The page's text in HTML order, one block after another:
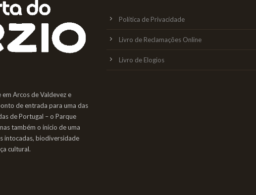
Arcos de Valdevez e
de entrada para uma das
de Portugal – o Parque
também o início de uma
intocadas, biodiversidade
cultural.
Política de Privacidade
Livro de Reclamações Online
Livro de Elogios